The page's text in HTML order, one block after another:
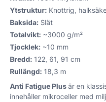
Ytstruktur:Knottrig,
Baksida:Slät
Totalvikt:~3000 g/m²
Tjocklek:~10 mm
Bredd:122, 61, 91 cm
Rullängd:18,3 m
Anti Fatigue Plusär en
innehåller mikroceller med